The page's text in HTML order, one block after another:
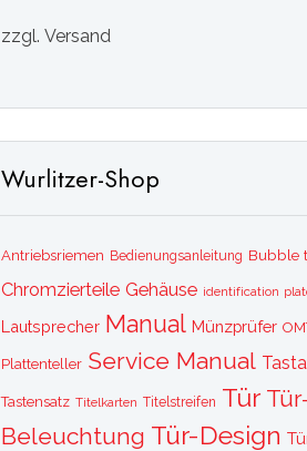
zzgl. Versand
Wurlitzer-Shop
Antriebsriemen Bedienungsanleitung Bubble
Chromzierteile Gehäuse identification
Lautsprecher Manual Münzprüfer
Plattenteller Service Manual
Tastensatz Titelkarten Titelstreifen Tür
Beleuchtung Tür-Design